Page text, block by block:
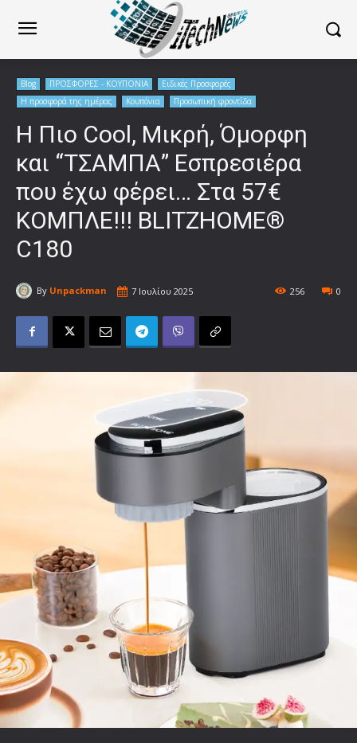
Blog ΠΡΟΣΦΟΡΕΣ - ΚΟΥΠΟΝΙΑ
Ειδικές Προσφορές
Η προσφορά της ημέρας
Κουπόνια Προσωπική φροντίδα
Η Πιο Cool, Μικρή, Όμορφη
και “ΤΣΑΜΠΑ” Εσπρεσιέρα
που έχω φέρει… Στα 57€
ΚΟΜΠΛΕ!!! BLITZHOME®
C180
By Unpackman 7 Ιουλίου 2025 0
256